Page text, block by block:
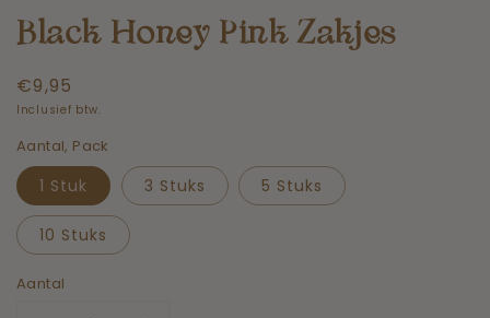
Black Honey Pink Zakjes
Normale
prijs
€9,95
Inclusief btw.
Aantal, Pack
1 Stuk 3 Stuks 5 Stuks
10 Stuks
Aantal